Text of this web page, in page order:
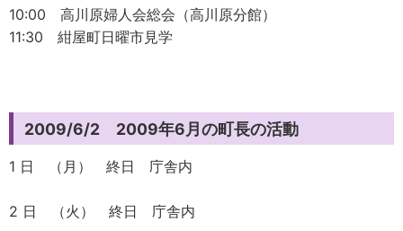
10:00 高川原婦人会総会（高川原分館）
11:30 紺屋町日曜市見学
2009/6/2 2009年6月の町長の活動
1 日 （月） 終日 庁舎内
2 日 （火） 終日 庁舎内